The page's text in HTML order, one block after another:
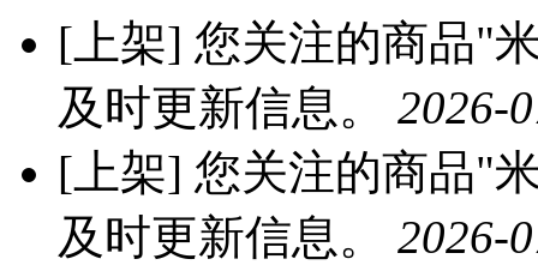
[上架] 您关注的商品"
及时更新信息。 2026-
[上架] 您关注的商品"
及时更新信息。 2026-